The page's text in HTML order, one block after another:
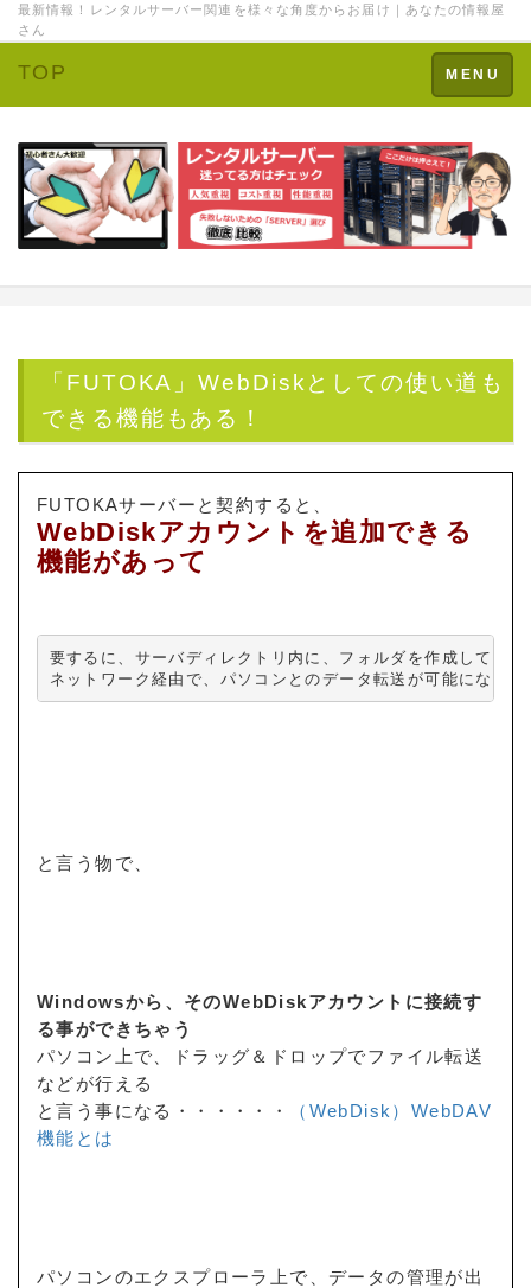
最新情報！レンタルサーバー関連を様々な角度からお届け｜あなたの情報屋
さん
Toggle
navigation
MENU
TOP
「FUTOKA」WebDiskとしての使い道も
できる機能もある！
FUTOKAサーバーと契約すると、
WebDiskアカウントを追加できる
機能があって
要するに、サーバディレクトリ内に、フォルダを作成して、
ネットワーク経由で、パソコンとのデータ転送が可能になる
と言う物で、
Windowsから、そのWebDiskアカウントに接続す
る事ができちゃう
パソコン上で、ドラッグ＆ドロップでファイル転送
などが行える
と言う事になる・・・・・・
（WebDisk）WebDAV
機能とは
パソコンのエクスプローラ上で、データの管理が出